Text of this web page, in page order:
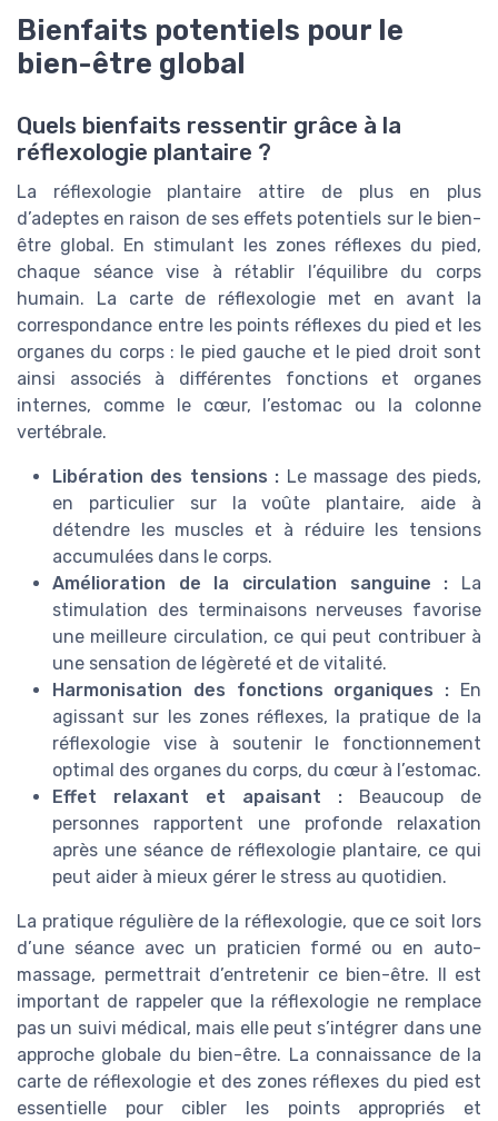
Bienfaits potentiels pour le
bien-être global
Quels bienfaits ressentir grâce à la
réflexologie plantaire ?
La réflexologie plantaire attire de plus en plus
d’adeptes en raison de ses effets potentiels sur le bien-
être global. En stimulant les zones réflexes du pied,
chaque séance vise à rétablir l’équilibre du corps
humain. La carte de réflexologie met en avant la
correspondance entre les points réflexes du pied et les
organes du corps : le pied gauche et le pied droit sont
ainsi associés à différentes fonctions et organes
internes, comme le cœur, l’estomac ou la colonne
vertébrale.
Libération des tensions : Le massage des pieds,
en particulier sur la voûte plantaire, aide à
détendre les muscles et à réduire les tensions
accumulées dans le corps.
Amélioration de la circulation sanguine : La
stimulation des terminaisons nerveuses favorise
une meilleure circulation, ce qui peut contribuer à
une sensation de légèreté et de vitalité.
Harmonisation des fonctions organiques : En
agissant sur les zones réflexes, la pratique de la
réflexologie vise à soutenir le fonctionnement
optimal des organes du corps, du cœur à l’estomac.
Effet relaxant et apaisant : Beaucoup de
personnes rapportent une profonde relaxation
après une séance de réflexologie plantaire, ce qui
peut aider à mieux gérer le stress au quotidien.
La pratique régulière de la réflexologie, que ce soit lors
d’une séance avec un praticien formé ou en auto-
massage, permettrait d’entretenir ce bien-être. Il est
important de rappeler que la réflexologie ne remplace
pas un suivi médical, mais elle peut s’intégrer dans une
approche globale du bien-être. La connaissance de la
carte de réflexologie et des zones réflexes du pied est
essentielle pour cibler les points appropriés et